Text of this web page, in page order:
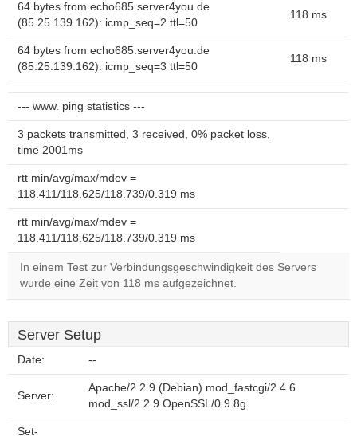
64 bytes from echo685.server4you.de
(85.25.139.162): icmp_seq=2 ttl=50
118 ms
64 bytes from echo685.server4you.de
(85.25.139.162): icmp_seq=3 ttl=50
118 ms
--- www. ping statistics ---
3 packets transmitted, 3 received, 0% packet loss,
time 2001ms
rtt min/avg/max/mdev =
118.411/118.625/118.739/0.319 ms
rtt min/avg/max/mdev =
118.411/118.625/118.739/0.319 ms
In einem Test zur Verbindungsgeschwindigkeit des Servers
wurde eine Zeit von 118 ms aufgezeichnet.
Server Setup
Date: --
Server:
Apache/2.2.9 (Debian) mod_fastcgi/2.4.6
mod_ssl/2.2.9 OpenSSL/0.9.8g
Set-